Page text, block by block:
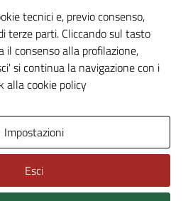
sito
tecnici e, previo consenso,
terze parti. Cliccando sul tasto
consenso alla profilazione,
si continua la navigazione con i
alla cookie policy
Impostazioni
Esci